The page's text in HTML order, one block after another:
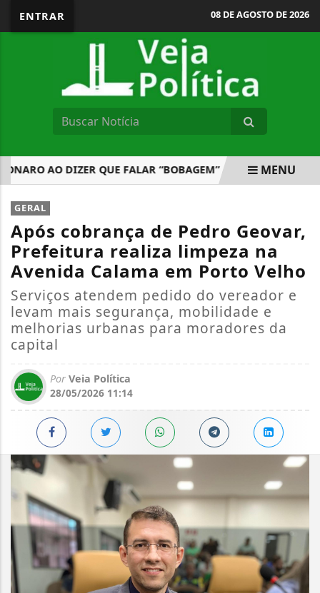
ENTRAR 08 DE AGOSTO DE 2026
AO DIZER QUE FALAR “BOBAGEM” ATRAI SEGUIDORES
EM ALTA
MENU
GERAL
Após cobrança de Pedro Geovar,
Prefeitura realiza limpeza na
Avenida Calama em Porto Velho
Serviços atendem pedido do vereador e
levam mais segurança, mobilidade e
melhorias urbanas para moradores da
capital
Por Veia Política
28/05/2026 11:14